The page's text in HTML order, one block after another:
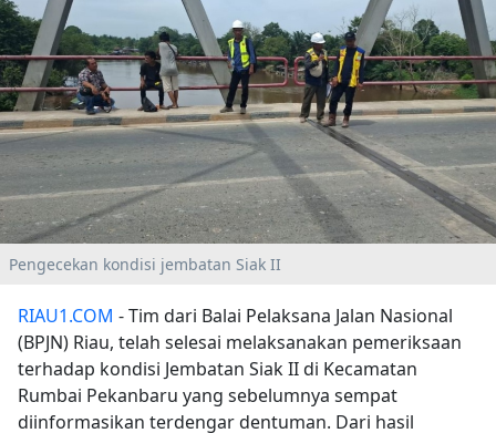
Pengecekan kondisi jembatan Siak II
RIAU1.COM - Tim dari Balai Pelaksana Jalan Nasional
(BPJN) Riau, telah selesai melaksanakan pemeriksaan
terhadap kondisi Jembatan Siak II di Kecamatan
Rumbai Pekanbaru yang sebelumnya sempat
diinformasikan terdengar dentuman. Dari hasil